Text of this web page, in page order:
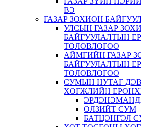
ВЭ
ГАЗАР ЗОХИОН
УЛСЫН ГАЗАР
БАЙГУУЛАЛТЫН
ТӨЛӨВЛӨГӨӨ
АЙМГИЙН ГАЗАР
БАЙГУУЛАЛТЫН
ТӨЛӨВЛӨГӨӨ
СУМЫН НУТАГ
ХӨГЖЛИЙН
ӨЛЗИЙТ СУМ
БАТЦЭНГЭЛ